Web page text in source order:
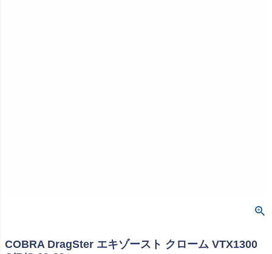
COBRA DragSter エキゾースト クローム VTX1300